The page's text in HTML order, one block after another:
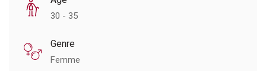
30 - 35
Genre
Femme